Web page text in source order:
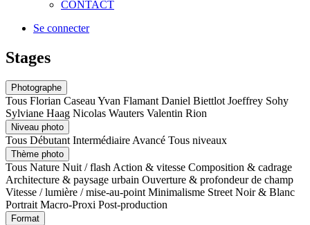
CONTACT
Se connecter
Stages
Photographe
Tous Florian CaseauYvan FlamantDaniel BiettlotJoeffrey Sohy
Sylviane Haag Nicolas Wauters Valentin Rion
Niveau photo
Tous DébutantIntermédiaireAvancé Tous niveaux
Thème photo
Tous Nature Nuit / flashAction & vitesse Composition & cadrage
Architecture & paysage urbain Ouverture & profondeur de champ
Vitesse / lumière / mise-au-pointMinimalisme StreetNoir & Blanc
PortraitMacro-Proxi Post-production
Format